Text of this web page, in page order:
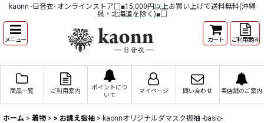
kaonn -日音衣- オンラインストア□■15,000円以上お買い上げで送料無料(沖縄
県・北海道を除く)■□
メニュー カート ご利用案内
商品一覧 ご利用案内
ポイントにつ
いて
マイページ 問い合わせ 実店舗のご案内
ホーム > 着物 > > お誂え振袖 > kaonnオリジナルダマスク振袖 -basic-